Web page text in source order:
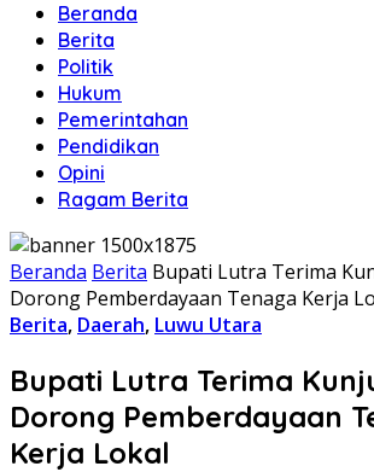
Beranda
Berita
Politik
Hukum
Pemerintahan
Pendidikan
Opini
Ragam Berita
Beranda Berita Bupati Lutra Terima
Dorong Pemberdayaan Tenaga Kerja
Berita, Daerah, Luwu Utara
Bupati Lutra Terima
Dorong Pemberdayaan
Kerja Lokal